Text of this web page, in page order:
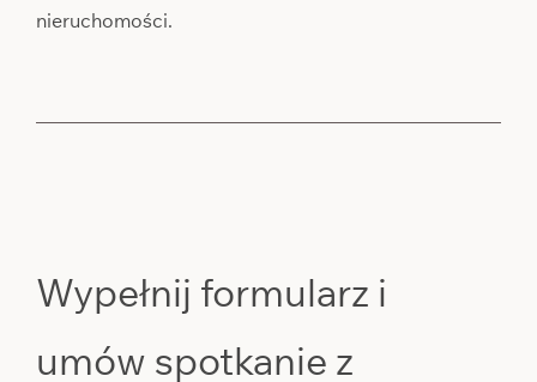
nieruchomości.
Wypełnij formularz i
umów spotkanie z